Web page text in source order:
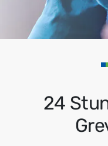
24